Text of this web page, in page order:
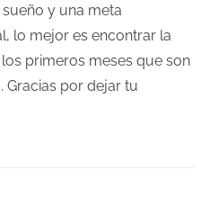
y una meta
lo mejor es encontrar la
primeros meses que son
Gracias por dejar tu